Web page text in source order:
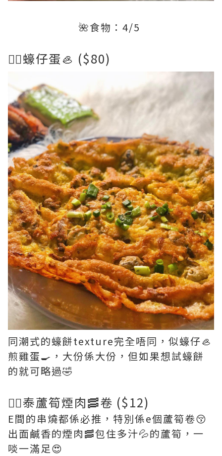
🌺食物：4/5
👉🏻蠔仔蛋🦪 ($80)
同潮式的蠔餅texture完全唔同，似蠔仔🦪
煎雞蛋🍳，大份係大份，但如果想試蠔餅
的就可略過🤣
👉🏻泰蘆筍煙肉🥓卷 ($12)
E間的串燒都係必推，特別係e個蘆筍卷😚
出面鹹香的煙肉🥓包住多汁💦的蘆筍，一
啖一滿足😍